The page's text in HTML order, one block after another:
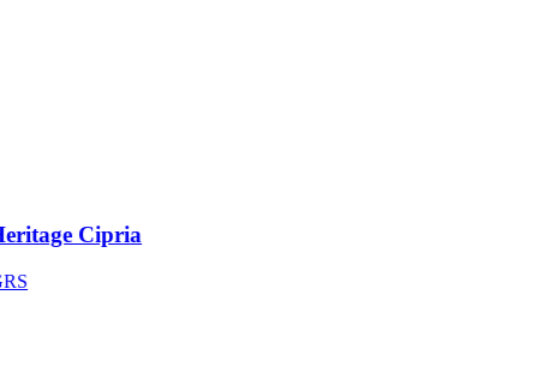
Cipria